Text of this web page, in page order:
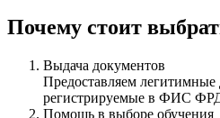
Почему стоит
Выдача документов
Предоставляем
регистрируемые в ФИС
Помощь в выборе обучения